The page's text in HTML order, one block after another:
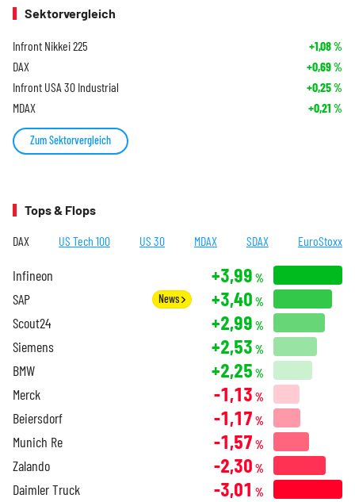
Sektorvergleich
Infront Nikkei 225 +1,08%
DAX +0,69%
Infront USA 30 Industrial +0,25%
MDAX +0,21 %
Zum Sektorvergleich
Tops & Flops
DAX US Tech 100 US 30 MDAX SDAX EuroStoxx
Infineon +3,99 %
SAP News +3,40 %
Scout24 +2,99 %
Siemens +2,53 %
BMW +2,25 %
Merck -1,13 %
Beiersdorf -1,17 %
Munich Re -1,57 %
Zalando -2,30 %
Daimler Truck -3,01 %